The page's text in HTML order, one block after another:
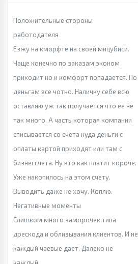
Положительные стороны
работодателя
Езжу на кморфте на своей мицубиси.
Чаще конечно по заказам эконом
приходит но и комфорт попадается. По
деньгам все чотно. Наличку себе всю
оставляю уж так получается что ее не
так много. А часть которая компании
списывается со счета куда деньги с
оплаты картой приходят или там с
бизнессчета. Ну кто как платит короче.
Уже накопилось на этом счету.
Выводить даже не хочу. Коплю.
Негативные моменты
Слишком много заморочек типа
дрескода и облизывания клиентов. И не
каждый чаевые дает. Далеко не